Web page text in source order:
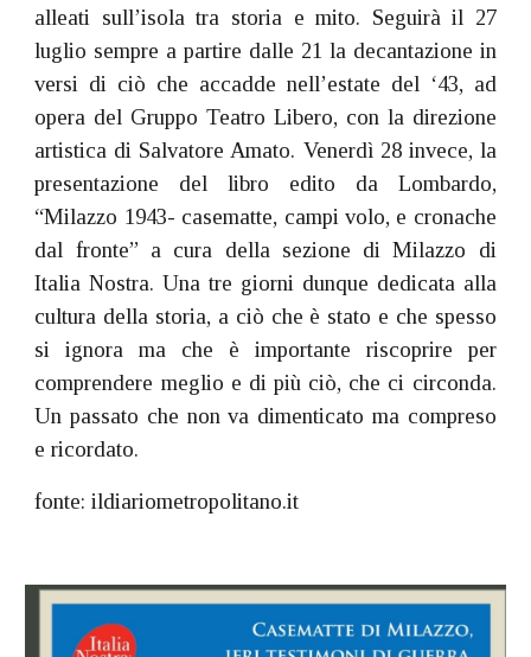
alleati sull’isola tra storia e mito. Seguirà il 27
luglio sempre a partire dalle 21 la decantazione in
versi di ciò che accadde nell’estate del ‘43, ad
opera del Gruppo Teatro Libero, con la direzione
artistica di Salvatore Amato. Venerdì 28 invece, la
presentazione del libro edito da Lombardo,
“Milazzo 1943- casematte, campi volo, e cronache
dal fronte” a cura della sezione di Milazzo di
Italia Nostra. Una tre giorni dunque dedicata alla
cultura della storia, a ciò che è stato e che spesso
si ignora ma che è importante riscoprire per
comprendere meglio e di più ciò, che ci circonda.
Un passato che non va dimenticato ma compreso
e ricordato.
fonte: ildiariometropolitano.it